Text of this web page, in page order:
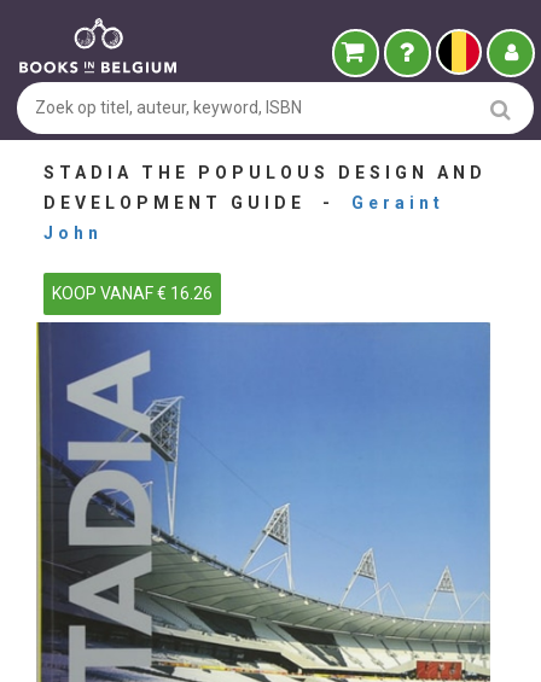
STADIA THE POPULOUS DESIGN AND
DEVELOPMENT GUIDE - Geraint
John
KOOP VANAF € 16.26